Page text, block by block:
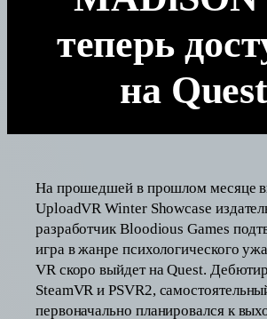
теперь
на
На прошедшей в прошлом месяце
UploadVR Winter Showcase
разработчик Bloodious Games
игра в жанре психологического
VR скоро выйдет на Quest.
SteamVR и PSVR2,
первоначально планировался к